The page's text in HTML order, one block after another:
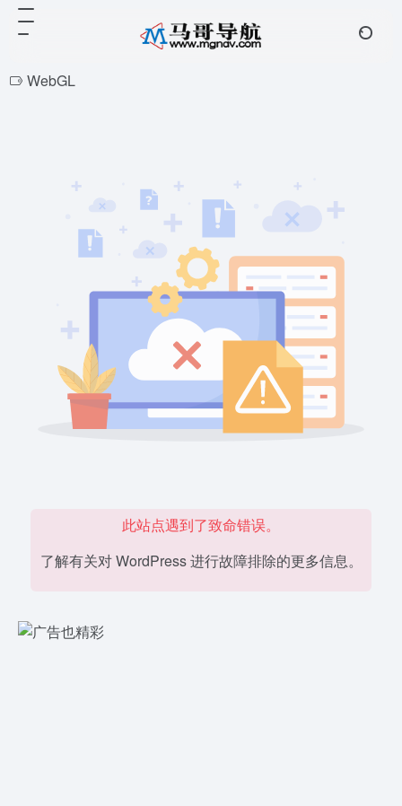
WebGL
此站点遇到了致命错误。
了解有关对 WordPress 进行故障排除的更多信息。